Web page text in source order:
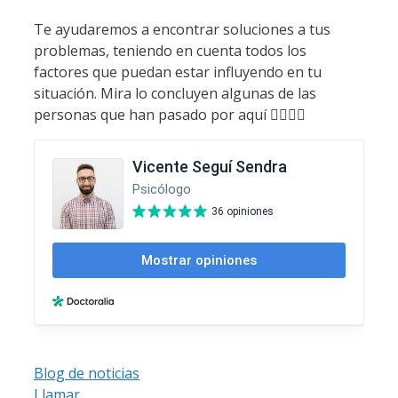
Te ayudaremos a encontrar soluciones a tus
problemas, teniendo en cuenta todos los
factores que puedan estar influyendo en tu
situación. Mira lo concluyen algunas de las
personas que han pasado por aquí 👇🏻👇🏻
Blog de noticias